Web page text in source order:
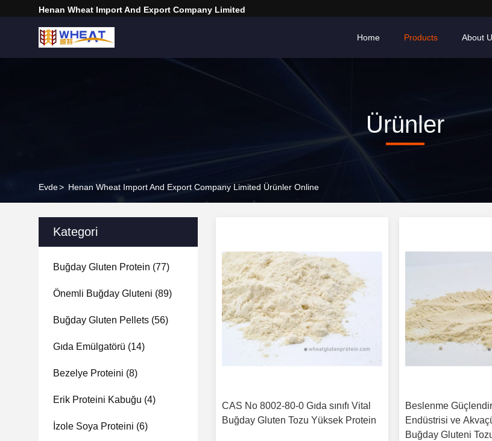
Henan Wheat Import And Export Company Limited
Home Products About
Ürünler
Evde> Henan Wheat Import And Export Company Limited Ürünler Online
Kategori
Buğday Gluten Protein (77)
Önemli Buğday Gluteni (89)
Buğday Gluten Pellets (56)
Gıda Emülgatörü (14)
Bezelye Proteini (8)
Erik Proteini Kabuğu (4)
İzole Soya Proteini (6)
CAS No 8002-80-0 Gıda sınıfı Vital
Buğday Gluten Tozu Yüksek Protein
Beslenme
Endüstrisi ve
Buğday Gluteni